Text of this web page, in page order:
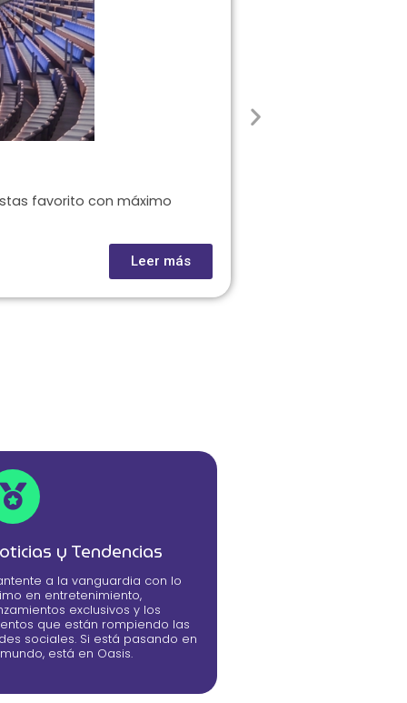
favorito con máximo
Leer más
y Tendencias
a la vanguardia con lo
en entretenimiento,
exclusivos y los
que están rompiendo las
sociales. Si está pasando en
está en Oasis.